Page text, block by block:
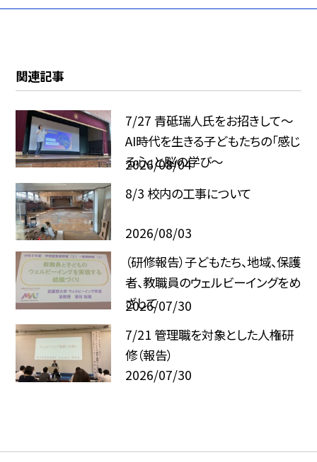
関連記事
7/27 青砥瑞人氏をお招きして〜
AI時代を生きる子どもたちの「感じ
る心」と脳の学び〜
2026/08/04
8/3 校内の工事について
2026/08/03
（研修報告）子どもたち、地域、保護
者、教職員のウェルビーイングをめ
ざして
2026/07/30
7/21 管理職を対象とした人権研
修（報告）
2026/07/30